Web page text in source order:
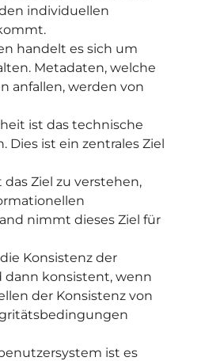
individuellen
handelt es sich um
Metadaten, welche
anfallen, werden von
ist das technische
Dies ist ein zentrales Ziel
Ziel zu verstehen,
nimmt dieses Ziel für
Konsistenz der
dann konsistent, wenn
der Konsistenz von
ist es